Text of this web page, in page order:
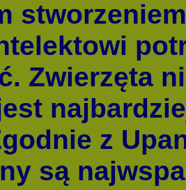
Zwierzęta
z
są